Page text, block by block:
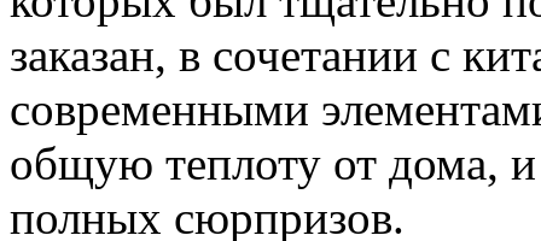
заказан, в сочетании с
современными
общую теплоту от дома, и
полных сюрпризов.